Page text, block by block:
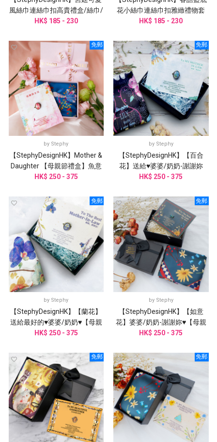
風絲巾連絲巾扣高貴禮盒/絲巾/
小方巾
HK$ 185 - 230
花小絲巾連絲巾扣雅緻禮物套
裝/客製化禮物
HK$ 185 - 230
免郵
by Stephy
【StephyDesignHK】Mother &
Daughter 【母親節禮盒】魚意
花絲巾、絲巾扣
HK$ 250 - 375
免郵
by Stephy
【StephyDesignHK】【百合
花】送給♥婆婆/奶奶-謝謝妳
♥【母親節禮物】
HK$ 250 - 375
免郵
by Stephy
【StephyDesignHK】【蘭花】
送給最好的♥婆婆/奶奶♥【母親
節禮物】絲巾禮盒
HK$ 250 - 375
免郵
by Stephy
【StephyDesignHK】【如意
花】婆婆/奶奶-謝謝妳♥【母親
節禮物】絲巾禮盒
HK$ 250 - 375
免郵 免郵